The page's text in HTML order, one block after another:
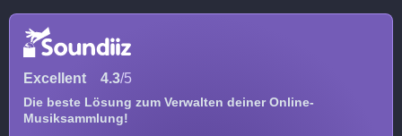
Excellent 4.3/5
Die beste Lösung zum Verwalten deiner Online-
Musiksammlung!